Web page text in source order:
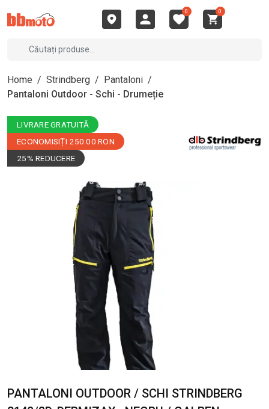
0 0
Home / Strindberg / Pantaloni /
Pantaloni Outdoor - Schi - Drumeție
LIVRARE GRATUITĂ
ECONOMISIȚI 250.00 RON
25% REDUCERE
PANTALONI OUTDOOR / SCHI STRINDBERG